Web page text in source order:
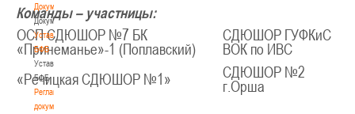
Документы
Документы
Устав
БФБ
Устав
БФБ
Регламентирующие
документы
Команды – участницы:
ОСП СДЮШОР №7 БК
«Принеманье»-1 (Поплавский)
СДЮШОР ГУФКиС
ВОК по ИВС
«Речицкая СДЮШОР №1»
СДЮШОР №2
г.Орша